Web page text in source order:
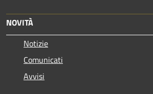
NOVITÀ
Notizie
Comunicati
Avvisi